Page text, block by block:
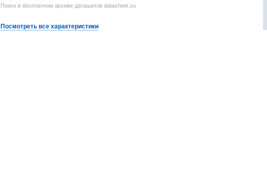
Поиск в бесплатном архиве даташитов datasheet.su
Посмотреть все характеристики